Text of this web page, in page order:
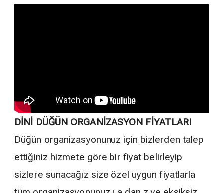
DİNİ DÜĞÜN ORGANİZASYON FİYATLARI
Düğün organizasyonunuz için bizlerden talep
ettiğiniz hizmete göre bir fiyat belirleyip
sizlere sunacağız size özel uygun fiyatlarla